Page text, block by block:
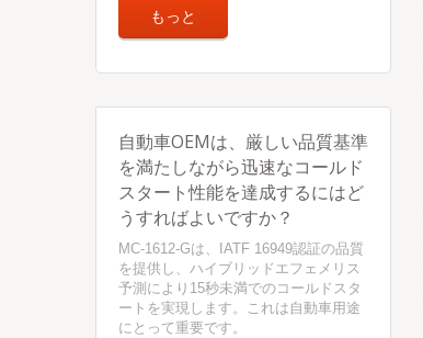
もっと
自動車OEMは、厳しい品質基準
を満たしながら迅速なコールド
スタート性能を達成するにはど
うすればよいですか？
MC-1612-Gは、IATF 16949認証の品質
を提供し、ハイブリッドエフェメリス
予測により15秒未満でのコールドスタ
ートを実現します。これは自動車用途
にとって重要です。